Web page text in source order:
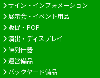
サイン・インフォメーション
展示会・イベント用品
販促・POP
演出・ディスプレイ
陳列什器
運営備品
バックヤード備品